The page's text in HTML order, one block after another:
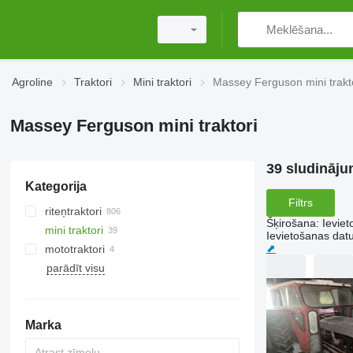
Agroline Traktori Mini traktori Massey Ferguson mini
Massey Ferguson mini traktori
Kategorija
riteņtraktori
mini traktori
mototraktori
parādīt visu
Marka
39
Filtrs
Šķirošana:
Ievietošanas
⬈